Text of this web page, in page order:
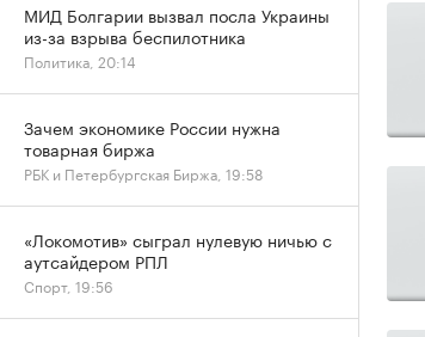
МИД Болгарии вызвал посла Украины
из-за взрыва беспилотника
Политика, 20:14
Зачем экономике России нужна
товарная биржа
РБК и Петербургская Биржа, 19:58
«Локомотив» сыграл нулевую ничью с
аутсайдером РПЛ
Спорт, 19:56